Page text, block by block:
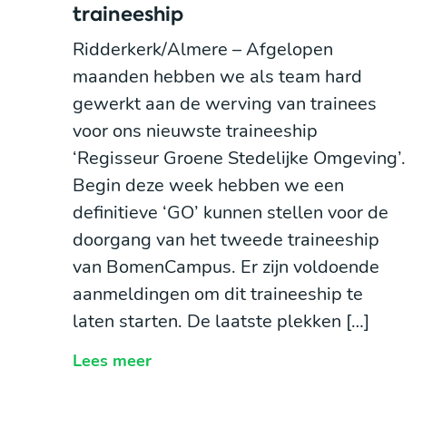
traineeship
Ridderkerk/Almere – Afgelopen
maanden hebben we als team hard
gewerkt aan de werving van trainees
voor ons nieuwste traineeship
‘Regisseur Groene Stedelijke Omgeving’.
Begin deze week hebben we een
definitieve ‘GO’ kunnen stellen voor de
doorgang van het tweede traineeship
van BomenCampus. Er zijn voldoende
aanmeldingen om dit traineeship te
laten starten. De laatste plekken […]
Lees meer